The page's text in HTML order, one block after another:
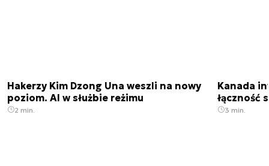
Hakerzy Kim Dzong Una weszli na nowy
poziom. AI w służbie reżimu
2 min.
Kanada
łączność
3 min.